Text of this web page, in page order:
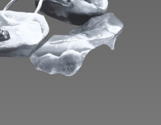
existente.
nuestras instalaciones de
más relevante en
actualmente en el
mercado.